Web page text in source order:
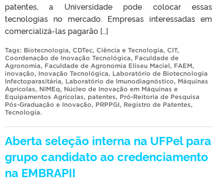
patentes, a Universidade pode colocar essas
tecnologias no mercado. Empresas interessadas em
comercializá-las pagarão […]
Tags: Biotecnologia, CDTec, Ciência e Tecnologia, CIT,
Coordenação de Inovação Tecnológica, Faculdade de
Agronomia, Faculdade de Agronomia Eliseu Maciel, FAEM,
inovação, Inovação Tecnológica, Laboratório de Biotecnologia
Infectoparasitária, Laboratório de Imunodiagnóstico, Máquinas
Agrícolas, NIMEq, Núcleo de Inovação em Máquinas e
Equipamentos Agrícolas, patentes, Pró-Reitoria de Pesquisa
Pós-Graduação e Inovação, PRPPGI, Registro de Patentes,
Tecnologia.
Aberta seleção interna na UFPel para
grupo candidato ao credenciamento
na EMBRAPII